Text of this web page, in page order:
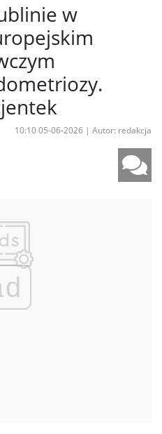
w
10:10 05-06-2026 | Autor: redakcja